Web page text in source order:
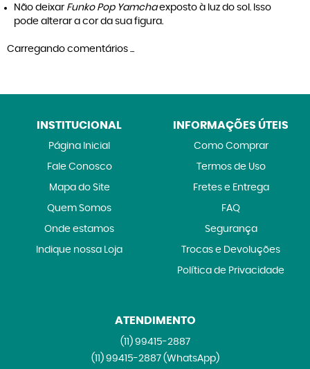
Não deixar Funko Pop Yamchaexposto à luz do sol. Isso
pode alterar a cor da sua figura.
Carregando comentários ...
INSTITUCIONAL
Página Inicial
Fale Conosco
Mapa do Site
Quem Somos
Onde estamos
Indique nossa Loja
INFORMAÇÕES ÚTEIS
Como Comprar
Termos de Uso
Fretes e Entrega
FAQ
Segurança
Trocas e Devoluções
Política de Privacidade
ATENDIMENTO
(11)99415-2887
(11)99415-2887 (WhatsApp)